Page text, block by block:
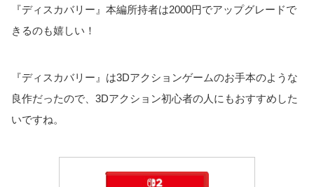
『ディスカバリー』本編所持者は2000円でアップグレードで
きるのも嬉しい！
『ディスカバリー』は3Dアクションゲームのお手本のような
良作だったので、3Dアクション初心者の人にもおすすめした
いですね。